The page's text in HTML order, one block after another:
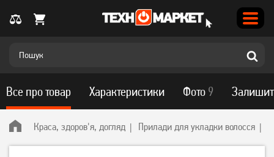
Краса, здоров'я, догляд Прилади для укладки волосся
Все про товар Характеристики Фото 9